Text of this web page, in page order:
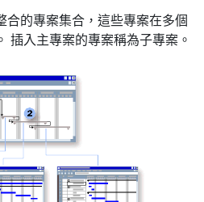
合的專案集合，這些專案在多個
插入主專案的專案稱為子專案。